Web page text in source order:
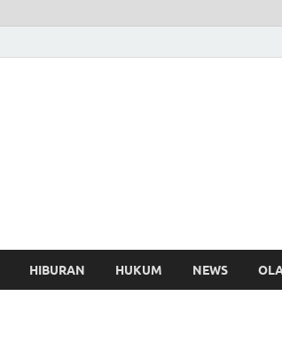
HIBURAN HUKUM NEWS